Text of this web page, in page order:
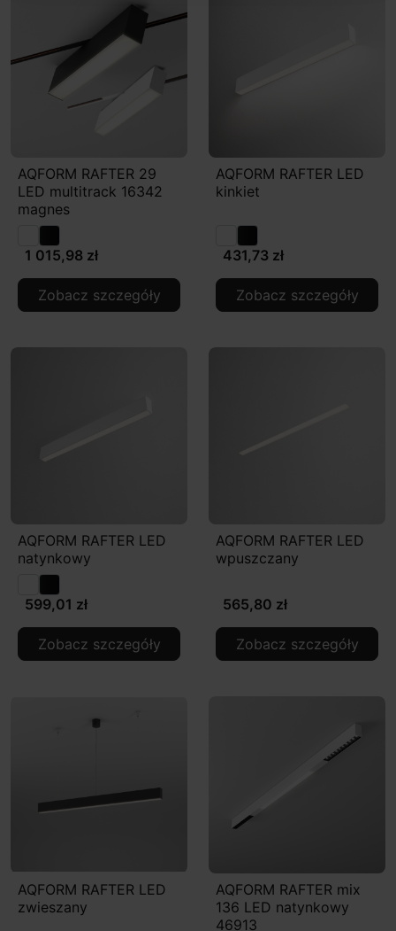
AQFORM RAFTER 29
LED multitrack 16342
magnes
1 015,98 zł
Zobacz szczegóły
AQFORM RAFTER LED
kinkiet
431,73 zł
Zobacz szczegóły
AQFORM RAFTER LED
natynkowy
599,01 zł
Zobacz szczegóły
AQFORM RAFTER LED
wpuszczany
565,80 zł
Zobacz szczegóły
AQFORM RAFTER LED
zwieszany
AQFORM RAFTER mix
136 LED natynkowy
46913